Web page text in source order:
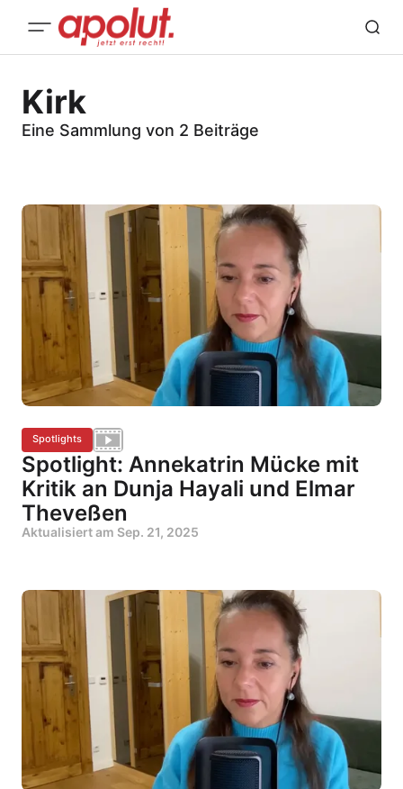
Kirk
Eine Sammlung von 2 Beiträge
Spotlights
Spotlight: Annekatrin Mücke mit
Kritik an Dunja Hayali und Elmar
Theveßen
Aktualisiert am Sep. 21, 2025